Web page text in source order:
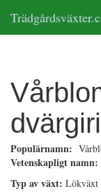
Populärnamn:
Vetenskapligt namn:
Typ av växt: Lökväxt